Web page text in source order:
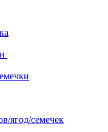
ягод/семечек